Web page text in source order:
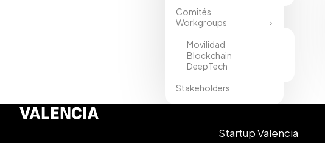
Comités
Workgroups
Movilidad
Blockchain
DeepTech
Stakeholders
Info
Startup Valencia